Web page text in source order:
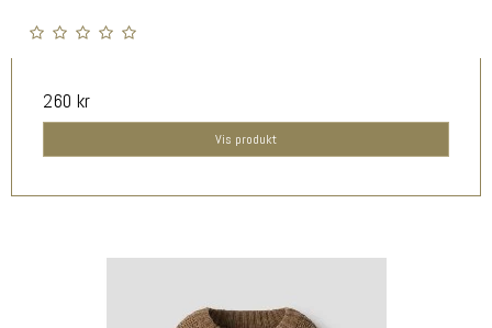
260 kr
Vis produkt